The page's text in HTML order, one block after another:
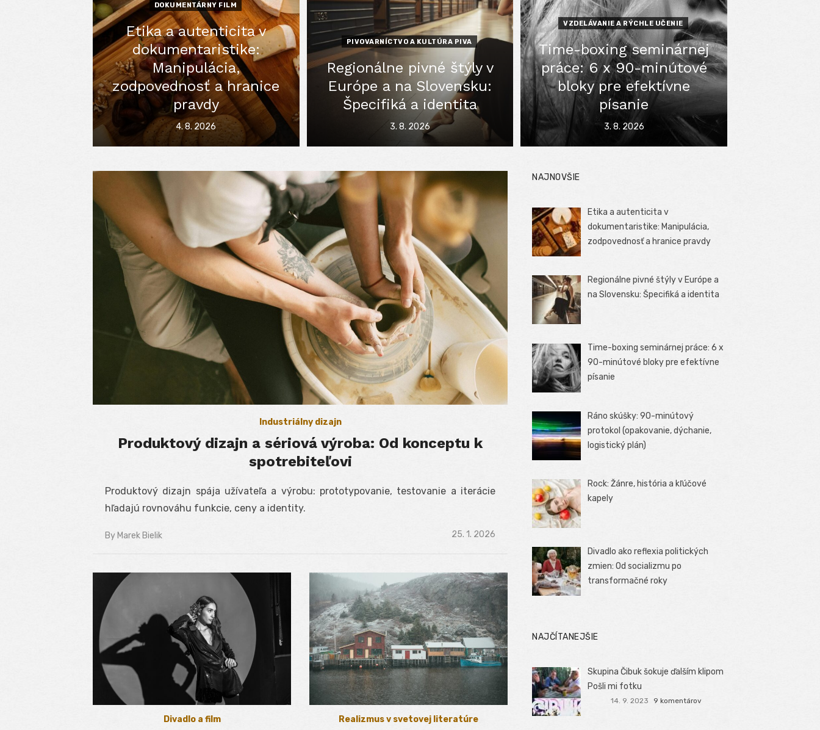
DOKUMENTÁRNY FILM
Etika a autenticita v
dokumentaristike:
Manipulácia,
zodpovednosť a hranice
pravdy
Posted
on
4. 8. 2026
PIVOVARNÍCTVO A KULTÚRA PIVA
Regionálne pivné štýly v
Európe a na Slovensku:
Špecifiká a identita
Posted
3. 8. 2026
VZDELÁVANIE A RÝCHLE UČENIE
Time-boxing seminárnej
práce: 6 x 90-minútové
bloky pre efektívne
písanie
Posted
3. 8. 2026
Industriálny dizajn
Produktový dizajn a sériová výroba: Od konceptu k
spotrebiteľovi
Produktový dizajn spája užívateľa a výrobu: prototypovanie, testovanie a iterácie
hľadajú rovnováhu funkcie, ceny a identity.
By Marek Bielik
Posted
25. 1. 2026
Divadlo a film Realizmus v svetovej literatúre
NAJNOVŠIE
Etika a autenticita v
dokumentaristike: Manipulácia,
zodpovednosť a hranice pravdy
Regionálne pivné štýly v Európe a
na Slovensku: Špecifiká a identita
Time-boxing seminárnej práce: 6 x
90-minútové bloky pre efektívne
písanie
Ráno skúšky: 90-minútový
protokol (opakovanie, dýchanie,
logistický plán)
Rock: Žánre, história a kľúčové
kapely
Divadlo ako reflexia politických
zmien: Od socializmu po
transformačné roky
NAJČÍTANEJŠIE
Skupina Čibuk šokuje ďalším klipom
Pošli mi fotku
14. 9. 2023 9 komentárov